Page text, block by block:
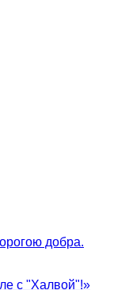
добра.
с "Халвой"!»